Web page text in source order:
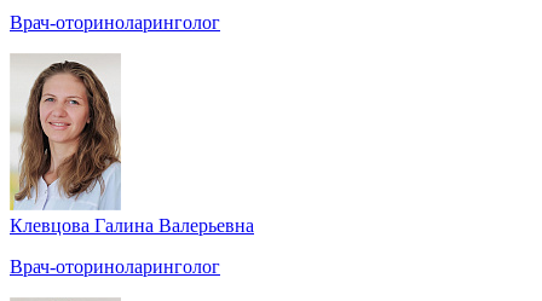
Врач-оториноларинголог
Клевцова Галина Валерьевна
Врач-оториноларинголог